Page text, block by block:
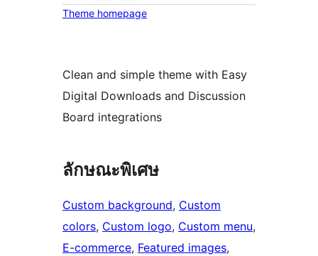
Theme homepage
Clean and simple theme with Easy
Digital Downloads and Discussion
Board integrations
ลักษณะพิเศษ
Custom background, Custom
colors, Custom logo, Custom menu
E-commerce, Featured images